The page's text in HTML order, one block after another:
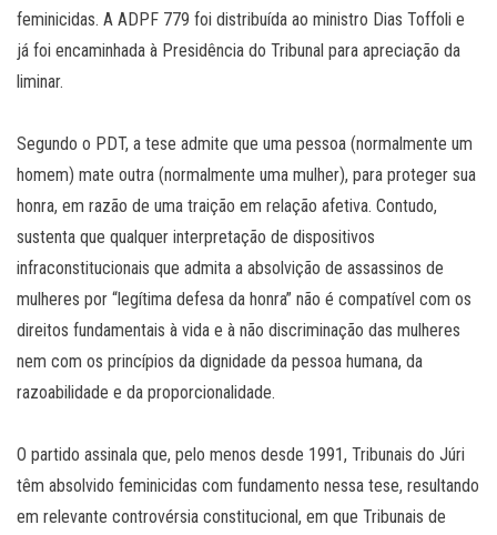
feminicidas. A ADPF 779 foi distribuída ao ministro Dias Toffoli e
já foi encaminhada à Presidência do Tribunal para apreciação da
liminar.
Segundo o PDT, a tese admite que uma pessoa (normalmente um
homem) mate outra (normalmente uma mulher), para proteger sua
honra, em razão de uma traição em relação afetiva. Contudo,
sustenta que qualquer interpretação de dispositivos
infraconstitucionais que admita a absolvição de assassinos de
mulheres por “legítima defesa da honra” não é compatível com os
direitos fundamentais à vida e à não discriminação das mulheres
nem com os princípios da dignidade da pessoa humana, da
razoabilidade e da proporcionalidade.
O partido assinala que, pelo menos desde 1991, Tribunais do Júri
têm absolvido feminicidas com fundamento nessa tese, resultando
em relevante controvérsia constitucional, em que Tribunais de